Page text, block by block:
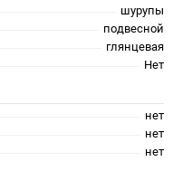
шурупы
подвесной
глянцевая
Нет
нет
нет
нет